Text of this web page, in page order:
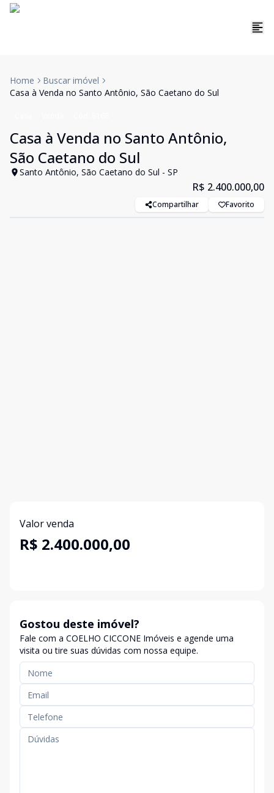
Home
Buscar imóvel
Casa à Venda no Santo Antônio, São Caetano do Sul
Casa à Venda no Santo Antônio,
São Caetano do Sul
Santo Antônio, São Caetano do Sul - SP
R$ 2.400.000,00
Compartilhar Favorito
Valor venda
R$ 2.400.000,00
Gostou deste imóvel?
Fale com a COELHO CICCONE Imóveis e agende uma
visita ou tire suas dúvidas com nossa equipe.